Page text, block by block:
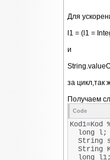
if((s =
<< 16)
* 3L +
}
}
Для
l1 = (l1 =
и
за цикл,так
Получаем
Code
Kod1=Kod
long l;
String
String
long l1;